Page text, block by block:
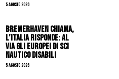
5 Agosto 2026
Bremerhaven chiama,
l’Italia risponde: al
via gli Europei di Sci
Nautico Disabili
5 Agosto 2026